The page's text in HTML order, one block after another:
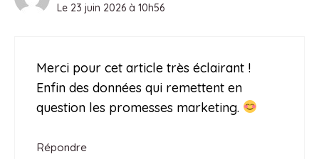
Le 23 juin 2026 à 10h56
Merci pour cet article très éclairant !
Enfin des données qui remettent en
question les promesses marketing.
Répondre